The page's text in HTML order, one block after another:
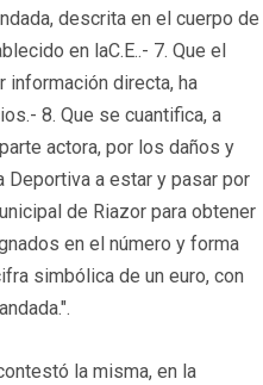
descrita en el cuerpo de
en laC.E..- 7. Que el
información directa, ha
8. Que se cuantifica, a
actora, por los daños y
Deportiva a estar y pasar por
de Riazor para obtener
en el número y forma
simbólica de un euro, con
la misma, en la